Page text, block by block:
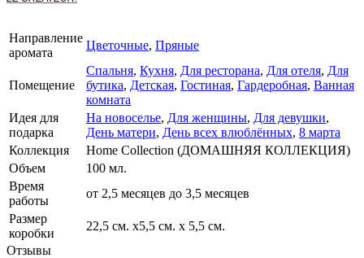
Направление
аромата
Цветочные, Пряные
Помещение
Спальня, Кухня, Для ресторана, Для отеля, Для
бутика, Детская, Гостиная, Гардеробная, Ванная
комната
Идея для
подарка
На новоселье, Для женщины, Для девушки,
День матери, День всех влюблённых, 8 марта
Коллекция
Home Collection (ДОМАШНЯЯ КОЛЛЕКЦИЯ)
Объем
100 мл.
Время
работы
от 2,5 месяцев до 3,5 месяцев
Размер
коробки
22,5 см. х5,5 см. х 5,5 см.
Отзывы